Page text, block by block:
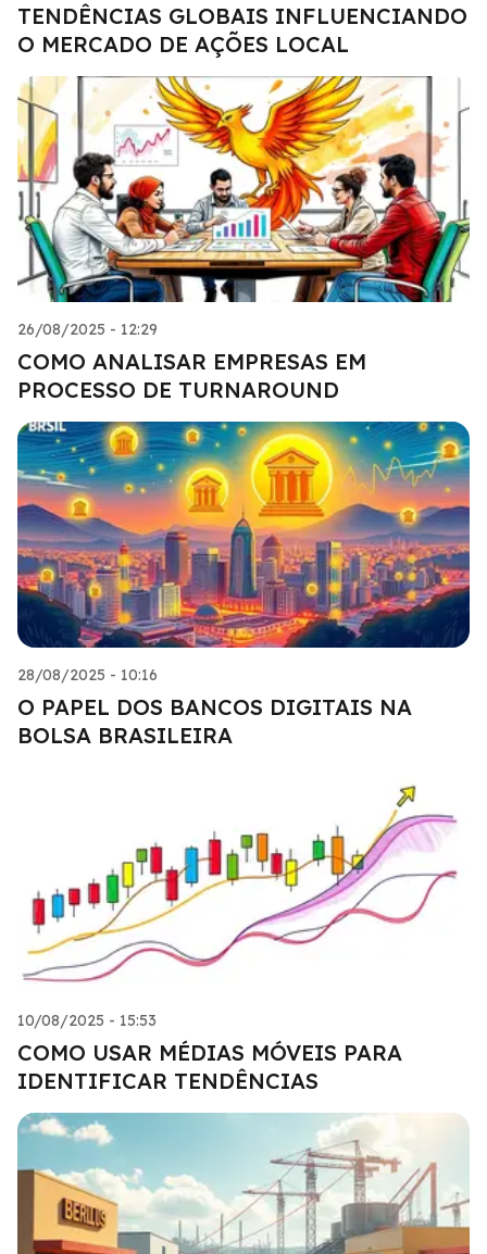
TENDÊNCIAS GLOBAIS INFLUENCIANDO
O MERCADO DE AÇÕES LOCAL
26/08/2025 - 12:29
COMO ANALISAR EMPRESAS EM
PROCESSO DE TURNAROUND
28/08/2025 - 10:16
O PAPEL DOS BANCOS DIGITAIS NA
BOLSA BRASILEIRA
10/08/2025 - 15:53
COMO USAR MÉDIAS MÓVEIS PARA
IDENTIFICAR TENDÊNCIAS